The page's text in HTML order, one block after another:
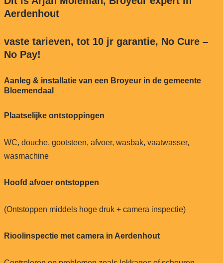
Aerdenhout
vaste tarieven, tot 10 jr garantie, No Cure –
No Pay!
Aanleg & installatie van een Broyeur in de gemeente
Bloemendaal
Plaatselijke ontstoppingen
WC, douche, gootsteen, afvoer, wasbak, vaatwasser,
wasmachine
Hoofd afvoer ontstoppen
(Ontstoppen middels hoge druk + camera inspectie)
Rioolinspectie met camera in Aerdenhout